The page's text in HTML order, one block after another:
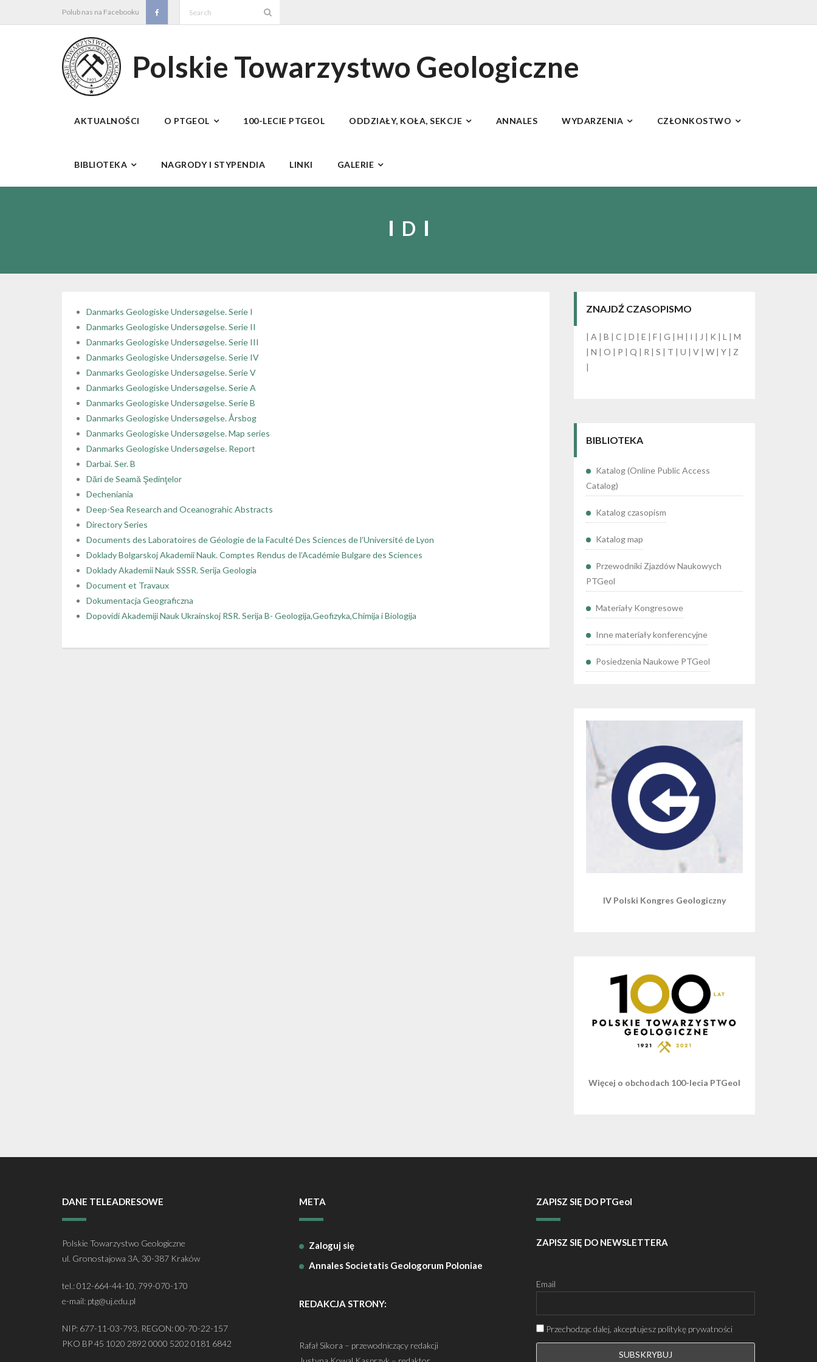
Polub nas na Facebooku
Polskie Towarzystwo Geologiczne
AKTUALNOŚCI O PTGEOL 100-LECIE PTGEOL ODDZIAŁY, KOŁA, SEKCJE ANNALES WYDARZENIA CZŁONKOSTWO
BIBLIOTEKA NAGRODY I STYPENDIA LINKI GALERIE
D
Danmarks Geologiske Undersøgelse. Serie I
Danmarks Geologiske Undersøgelse. Serie II
Danmarks Geologiske Undersøgelse. Serie III
Danmarks Geologiske Undersøgelse. Serie IV
Danmarks Geologiske Undersøgelse. Serie V
Danmarks Geologiske Undersøgelse. Serie A
Danmarks Geologiske Undersøgelse. Serie B
Danmarks Geologiske Undersøgelse. Årsbog
Danmarks Geologiske Undersøgelse. Map series
Danmarks Geologiske Undersøgelse. Report
Darbai. Ser. B
Dări de Seamă Şedinţelor
Decheniania
Deep-Sea Research and Oceanograhic Abstracts
Directory Series
Documents des Laboratoires de Géologie de la Faculté Des Sciences de l’Université de Lyon
Doklady Bolgarskoj Akademii Nauk. Comptes Rendus de l’Académie Bulgare des Sciences
Doklady Akademii Nauk SSSR. Serija Geologia
Document et Travaux
Dokumentacja Geograficzna
Dopovidi Akademiji Nauk Ukrainskoj RSR. Serija B- Geologija,Geofizyka,Chimija i Biologija
ZNAJDŹ CZASOPISMO
|A |B |C |D |E |F |G |H | I | J | K |L |M
|N |O | P |Q | R |S | T |U |V |W |Y | Z
|
BIBLIOTEKA
Katalog (Online Public Access
Catalog)
Katalog czasopism
Katalog map
Przewodniki Zjazdów Naukowych
PTGeol
Materiały Kongresowe
Inne materiały konferencyjne
Posiedzenia Naukowe PTGeol
IV Polski Kongres Geologiczny
Więcej o obchodach 100-lecia PTGeol
DANE TELEADRESOWE
Polskie Towarzystwo Geologiczne
ul. Gronostajowa 3A, 30-387 Kraków
tel.: 012-664-44-10, 799-070-170
e-mail: ptg@uj.edu.pl
NIP: 677-11-03-793, REGON: 00-70-22-157
PKO BP 45 1020 2892 0000 5202 0181 6842
META
Zaloguj się
Annales Societatis Geologorum Poloniae
REDAKCJA STRONY:
Rafał Sikora – przewodniczący redakcji
ZAPISZ SIĘ DO PTGeol
ZAPISZ SIĘ DO NEWSLETTERA
Email
Przechodząc dalej, akceptujesz politykę prywatności